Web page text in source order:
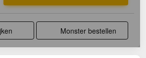
Monster bestellen